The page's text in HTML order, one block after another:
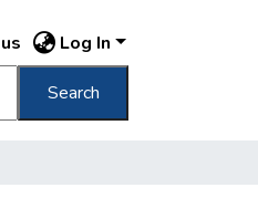
Log In
Search